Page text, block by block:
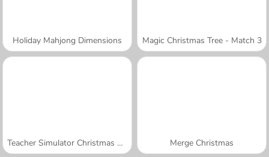
Holiday Mahjong Dimensions Magic Christmas Tree - Match 3
Teacher Simulator Christmas Exam Merge Christmas